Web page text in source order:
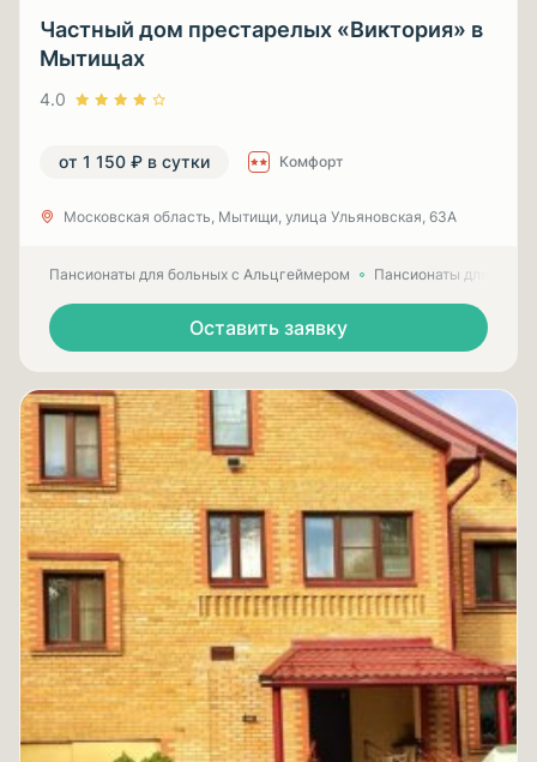
Частный дом престарелых «Виктория» в
Мытищах
4.0
от 1 150 ₽ в сутки Комфорт
Московская область, Мытищи, улица Ульяновская, 63А
Пансионаты для больных с Альцгеймером Пансионаты для
Оставить заявку